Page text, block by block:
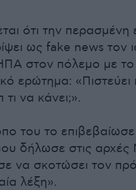
ότι την
ως fake news τον
στον πόλεμο με
ερώτημα: «Πιστεύει
να κάνει;».
του το
δήλωσε στις αρχές
να σκοτώσει τον
λέξη».